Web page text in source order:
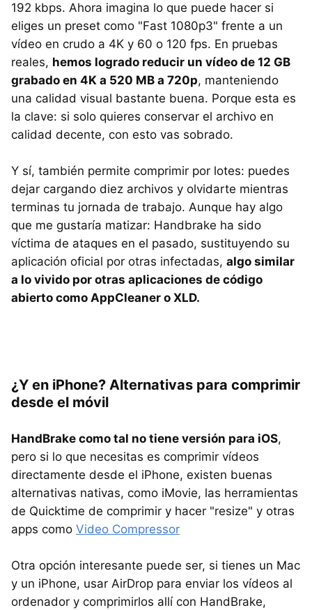
192 kbps. Ahora imagina lo que puede hacer si
eliges un preset como "Fast 1080p3" frente a un
vídeo en crudo a 4K y 60 o 120 fps. En pruebas
reales, hemos logrado reducir un vídeo de 12 GB
grabado en 4K a 520 MB a 720p, manteniendo
una calidad visual bastante buena. Porque esta es
la clave: si solo quieres conservar el archivo en
calidad decente, con esto vas sobrado.
Y sí, también permite comprimir por lotes: puedes
dejar cargando diez archivos y olvidarte mientras
terminas tu jornada de trabajo. Aunque hay algo
que me gustaría matizar: Handbrake ha sido
víctima de ataques en el pasado, sustituyendo su
aplicación oficial por otras infectadas, algo similar
a lo vivido por otras aplicaciones de código
abierto como AppCleaner o XLD.
¿Y en iPhone? Alternativas para comprimir
desde el móvil
HandBrake como tal no tiene versión para iOS,
pero si lo que necesitas es comprimir vídeos
directamente desde el iPhone, existen buenas
alternativas nativas, como iMovie, las herramientas
de Quicktime de comprimir y hacer "resize" y otras
apps como Video Compressor
Otra opción interesante puede ser, si tienes un Mac
y un iPhone, usar AirDrop para enviar los vídeos al
ordenador y comprimirlos allí con HandBrake,